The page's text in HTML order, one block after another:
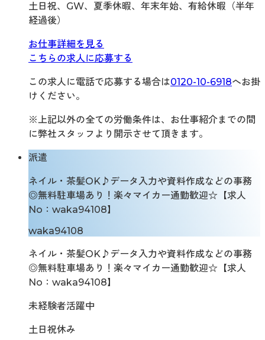
土日祝、GW、夏季休暇、年末年始、有給休暇（半年
経過後）
お仕事詳細を見る
こちらの求人に応募する
この求人に電話で応募する場合は0120-10-6918へお掛
けください。
※上記以外の全ての労働条件は、お仕事紹介までの間
に弊社スタッフより開示させて頂きます。
派遣
ネイル・茶髪OK♪データ入力や資料作成などの事務
◎無料駐車場あり！楽々マイカー通勤歓迎☆【求人
No：waka94108】
waka94108
ネイル・茶髪OK♪データ入力や資料作成などの事務
◎無料駐車場あり！楽々マイカー通勤歓迎☆【求人
No：waka94108】
未経験者活躍中
土日祝休み